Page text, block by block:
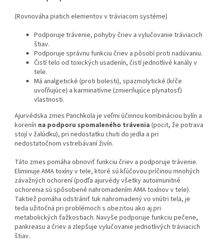
(Rovnováha piatich elementov v tráviacom systéme)
Podporuje trávenie, pohyby čriev a vylučovanie tráviacich
štiav.
Podporuje správnu funkciu čriev a pôsobí proti nadúvaniu.
Čistí telo od toxických usadenín, čistí jednotlivé kanály v
tele.
Má analgetické (proti bolesti), spazmolytické (kŕče
uvoľňujúce) a karminatívne (zmierňujúce plynatosť)
vlastnosti.
Ajurvédska zmes Panchkola je veľmi účinnou kombináciou bylín a
korenín na podporu spomaleného trávenia (pocit, že potrava
stojí v žalúdku), pri nedostatku chuti do jedla a pri
nedostatočnom vstrebávaní živín.
Táto zmes pomáha obnoviť funkciu čriev a podporuje trávenie.
Eliminuje AMA toxíny v tele, ktoré sú kľúčovou príčinou mnohých
závažných ochorení (podľa ajurvédy všetky autoimunitné
ochorenia sú spôsobené nahromadením AMA toxínov v tele).
Taktiež pomáha odstrániť tuk nahromadený vo vnútri tela, je
teda užitočná pri problémoch s obezitou ako aj pri
metabolických ťažkostiach. Navyše podporuje funkciu pečene,
pankreasu a čriev a zlepšuje vylučovanie jednotlivých tráviacich
štiav.